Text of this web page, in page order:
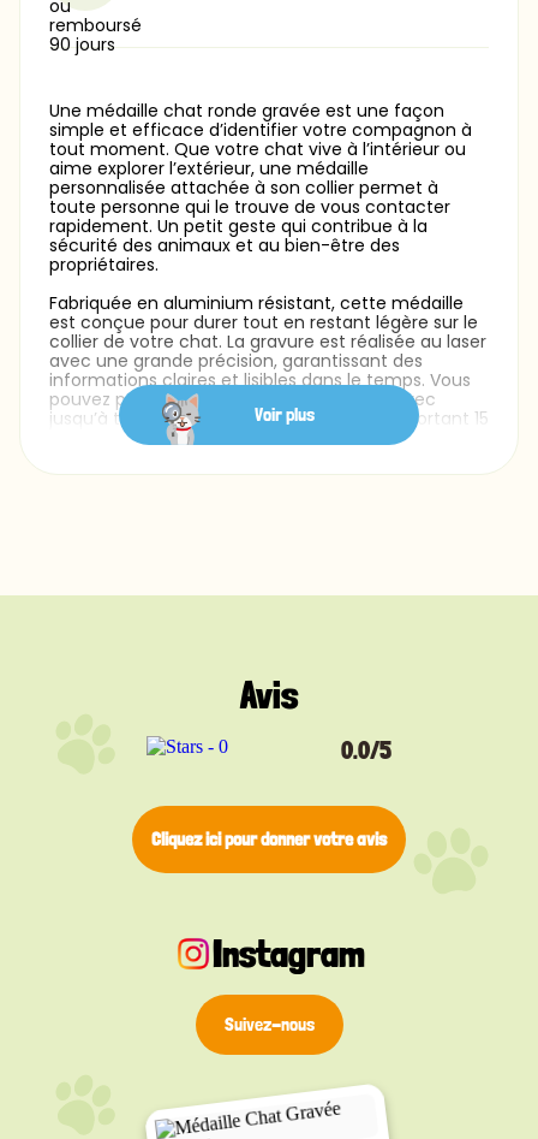
Une médaille chat ronde gravée est une façon
simple et efficace d’identifier votre compagnon à
tout moment. Que votre chat vive à l’intérieur ou
aime explorer l’extérieur, une médaille
personnalisée attachée à son collier permet à
toute personne qui le trouve de vous contacter
rapidement. Un petit geste qui contribue à la
sécurité des animaux et au bien-être des
propriétaires.
Fabriquée en aluminium résistant, cette médaille
est conçue pour durer tout en restant légère sur le
collier de votre chat. La gravure est réalisée au laser
avec une grande précision, garantissant des
informations claires et lisibles dans le temps. Vous
pouvez personnaliser le recto et le verso avec
jusqu’à trois lignes de texte, chacune comportant 15
caractères maximum. Plusieurs styles de police
de votre chat — sobre, élégante ou plus ludique.
une attache facile et sécurisée au collier de votre
identification claire qui correspond à la personnalité
de votre chat. Un accessoire discret mais essentiel
pour sa sécurité.
Voir plus
Instagram
Suivez-nous
Avis
0.0/5
Cliquez ici pour donner votre avis